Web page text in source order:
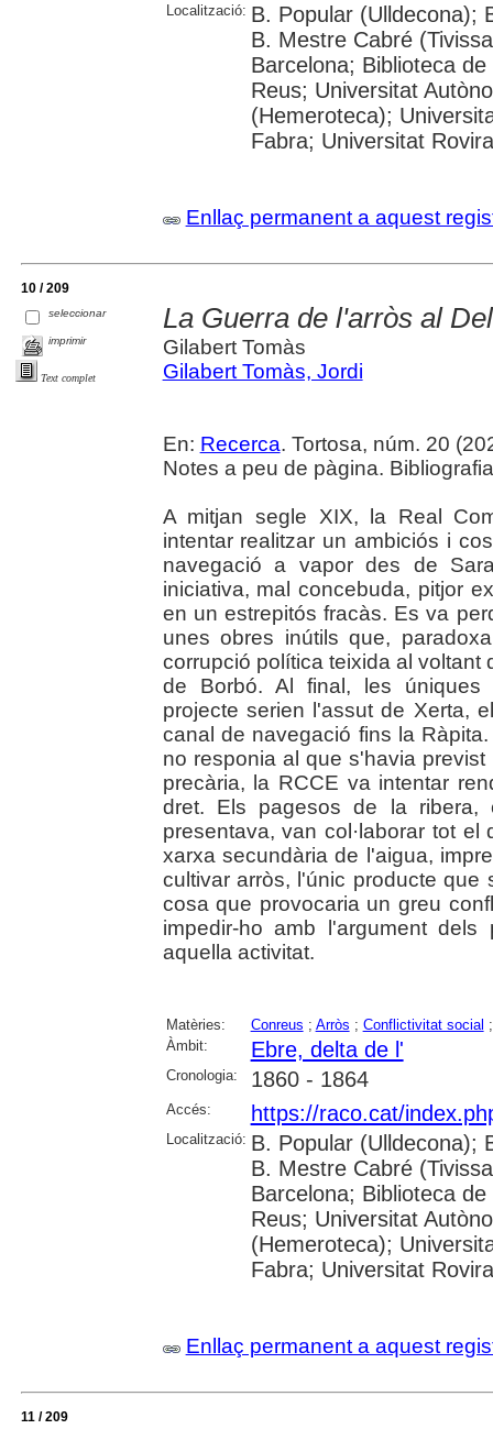
Localització: B. Popular (Ulldecona);
B. Mestre Cabré
Barcelona; Biblioteca
Reus; Universitat
(Hemeroteca);
Fabra; Universitat
Enllaç permanent a aquest
10 / 209
seleccionar
imprimir
Text complet
La Guerra de l'arròs al
Gilabert Tomàs
Gilabert Tomàs, Jordi
En: Recerca. Tortosa, núm. 20
Notes a peu de pàgina.
A mitjan segle XIX, la Real
intentar realitzar un ambiciós i
navegació a vapor des de
iniciativa, mal concebuda, pitjor
en un estrepitós fracàs. Es va
unes obres inútils que,
corrupció política teixida al voltant
de Borbó. Al final, les úniques
projecte serien l'assut de Xerta,
canal de navegació fins la
no responia al que s'havia
precària, la RCCE va intentar
dret. Els pagesos de la ribera,
presentava, van col·laborar tot
xarxa secundària de l'aigua,
cultivar arròs, l'únic producte que
cosa que provocaria un greu
impedir-ho amb l'argument
aquella activitat.
Matèries: Conreus ; Arròs ; Conflictivitat social
Àmbit:
Ebre, delta de l'
Cronologia: 1860 - 1864
Accés: https://raco.cat/
Localització: B. Popular (Ulldecona);
B. Mestre Cabré
Barcelona; Biblioteca
Reus; Universitat
(Hemeroteca);
Fabra; Universitat
Enllaç permanent a aquest
11 / 209